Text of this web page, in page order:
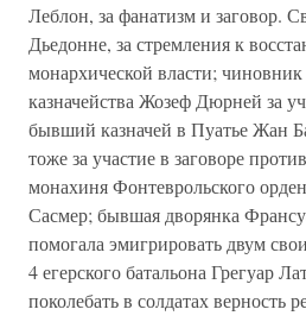
Леблон, за фанатизм и заговор.
Дьедонне, за стремления к
монархической власти;
казначейства Жозеф Дюрней за
бывший казначей в Пуатье Жан
тоже за участие в заговоре
монахиня Фонтеврольского
Сасмер; бывшая дворянка
помогала эмигрировать двум
4 егерского батальона Грегуар
поколебать в солдатах верность